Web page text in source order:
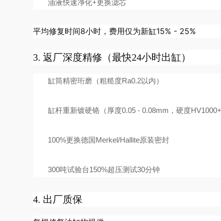
油液快速净化+更换滤芯
平均修复时间8小时，费用仅为新缸15% - 25%
3. 返厂深度精修（最快24小时出缸）
缸筒精密珩磨（粗糙度Ra0.2以内）
缸杆重新镀硬铬（厚度0.05 - 0.08mm，硬度
100%更换德国Merkel/Hallite原装密封
300吨试验台150%超压测试30分钟
4. 出厂质保